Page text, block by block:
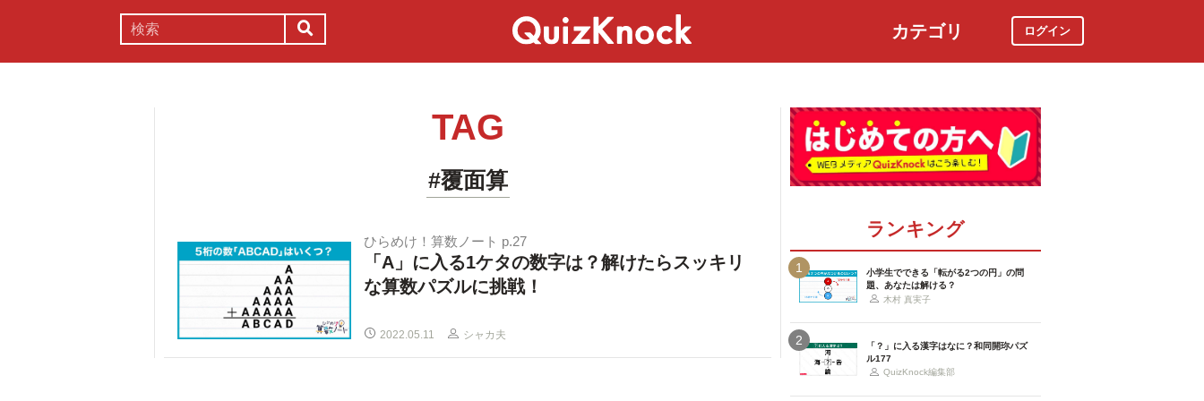
カテゴリ ログイン
TAG
#覆面算
ひらめけ！算数ノート p.27
「A」に入る1ケタの数字は？解けたらスッキリ
な算数パズルに挑戦！
2022.05.11 シャカ夫
ランキング
1
小学生でできる「転がる2つの円」の問
題、あなたは解ける？
木村 真実子
2
「？」に入る漢字はなに？和同開珎パズ
ル177
QuizKnock編集部